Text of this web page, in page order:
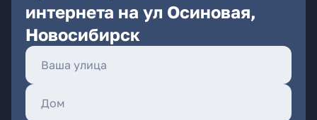
интернета на ул Осиновая,
Новосибирск